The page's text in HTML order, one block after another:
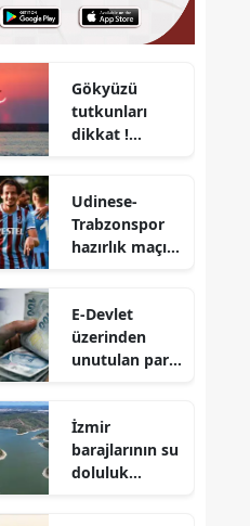
Gökyüzü
tutkunları
dikkat !
büyük
tutulma
yaşanacak
Udinese-
Trabzonspor
hazırlık maçı
hangi kanalda
yayınlanacak?
E-Devlet
üzerinden
unutulan para
Unutulan para
sorgulaması
nedir?
İzmir
barajlarının su
doluluk